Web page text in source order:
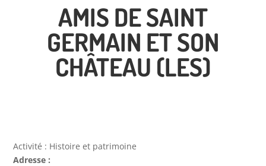
AMIS DE SAINT
GERMAIN ET SON
CHÂTEAU (LES)
Activité : Histoire et patrimoine
Adresse :